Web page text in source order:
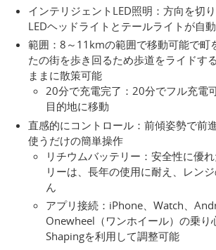
インテリジェントLED照明：方向を切
LEDヘッドライトとテールライトが自
範囲：8～11kmの範囲で移動可能で町
たの街を歩き回るため歩道をライドす
ままに散策可能
20分で充電完了：20分でフル充電
目的地に移動
直感的にコントロール：前傾姿勢で前
使うだけの簡単操作
リチウムバッテリー：安全性に優
リーは、長年の使用に耐え、レン
ん
アプリ接続：iPhone、Watch、
Onewheel（ワンホイール）の乗り
Shapingを利用して調整可能